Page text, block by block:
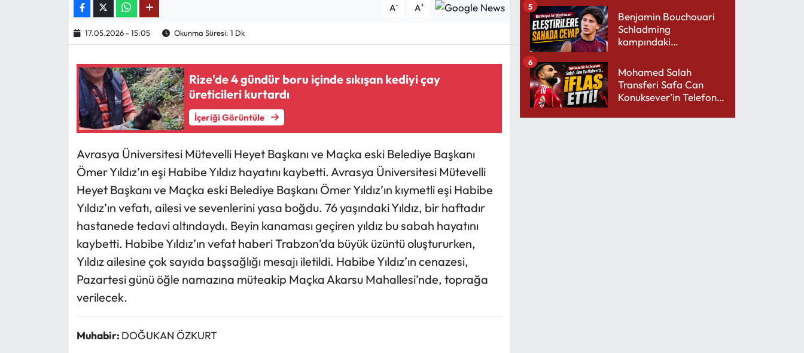
A- A+
17.05.2026 - 15:05 Okunma Süresi: 1 Dk
Rize'de 4 gündür boru içinde sıkışan kediyi çay
üreticileri kurtardı
İçeriği Görüntüle
Avrasya Üniversitesi Mütevelli Heyet Başkanı ve Maçka eski Belediye Başkanı
Ömer Yıldız’ın eşi Habibe Yıldız hayatını kaybetti. Avrasya Üniversitesi Mütevelli
Heyet Başkanı ve Maçka eski Belediye Başkanı Ömer Yıldız’ın kıymetli eşi Habibe
Yıldız’ın vefatı, ailesi ve sevenlerini yasa boğdu. 76 yaşındaki Yıldız, bir haftadır
hastanede tedavi altındaydı. Beyin kanaması geçiren yıldız bu sabah hayatını
kaybetti. Habibe Yıldız’ın vefat haberi Trabzon’da büyük üzüntü oluştururken,
Yıldız ailesine çok sayıda başsağlığı mesajı iletildi. Habibe Yıldız’ın cenazesi,
Pazartesi günü öğle namazına müteakip Maçka Akarsu Mahallesi’nde, toprağa
verilecek.
Muhabir: DOĞUKAN ÖZKURT
Benjamin Bouchouari
Schladming
kampındaki
5
Mohamed Salah
Transferi Safa Can
Konuksever’in Telefon
6
Mektup Galeri
Ekonomi